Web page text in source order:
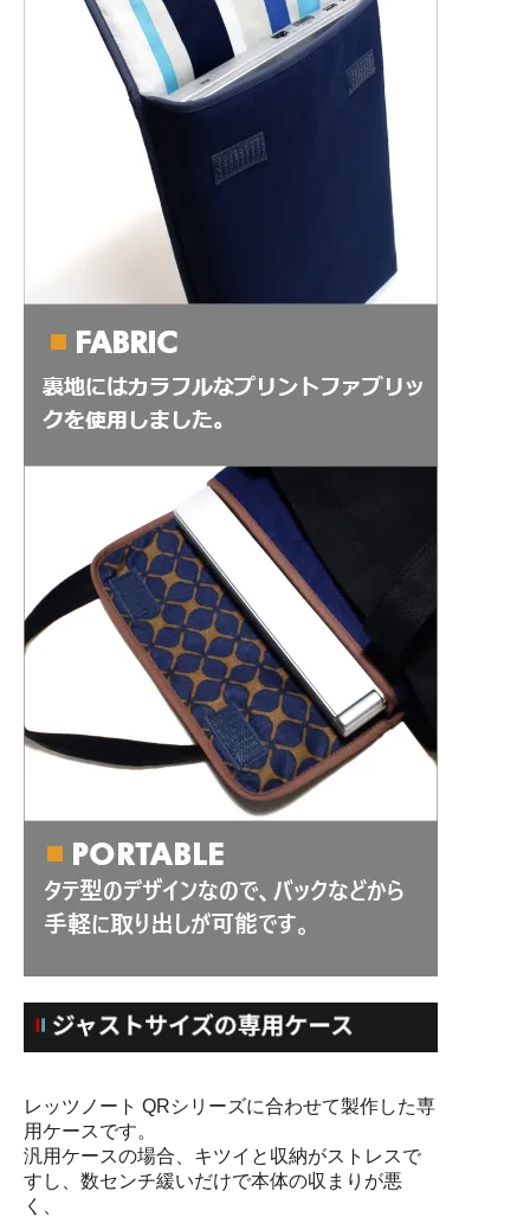
レッツノート QRシリーズに合わせて製作した専
用ケースです。
汎用ケースの場合、キツイと収納がストレスで
すし、数センチ緩いだけで本体の収まりが悪
く、